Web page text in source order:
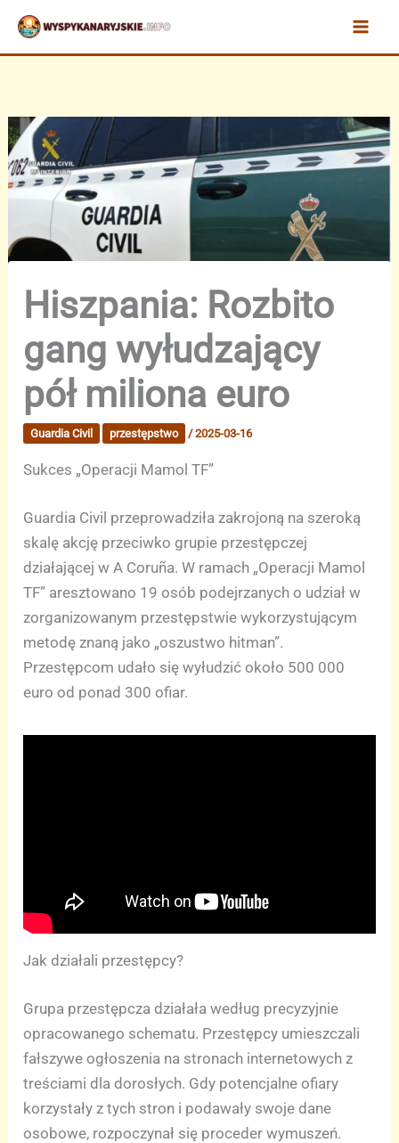
Przejdź
treści
Hiszpania: Rozbito
gang wyłudzający
pół miliona euro
Guardia Civil przestępstwo /2025-03-16
Sukces „Operacji Mamol TF”
Guardia Civil przeprowadziła zakrojoną na szeroką
skalę akcję przeciwko grupie przestępczej
działającej w A Coruña. W ramach „Operacji Mamol
TF” aresztowano 19 osób podejrzanych o udział w
zorganizowanym przestępstwie wykorzystującym
metodę znaną jako „oszustwo hitman”.
Przestępcom udało się wyłudzić około 500 000
euro od ponad 300 ofiar.
Jak działali przestępcy?
Grupa przestępcza działała według precyzyjnie
opracowanego schematu. Przestępcy umieszczali
fałszywe ogłoszenia na stronach internetowych z
treściami dla dorosłych. Gdy potencjalne ofiary
korzystały z tych stron i podawały swoje dane
osobowe, rozpoczynał się proceder wymuszeń.